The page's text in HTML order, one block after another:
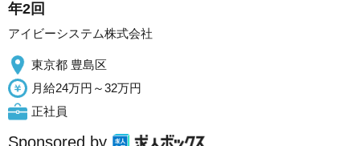
年2回
アイビーシステム株式会社
東京都 豊島区
月給24万円～32万円
正社員
Sponsored by